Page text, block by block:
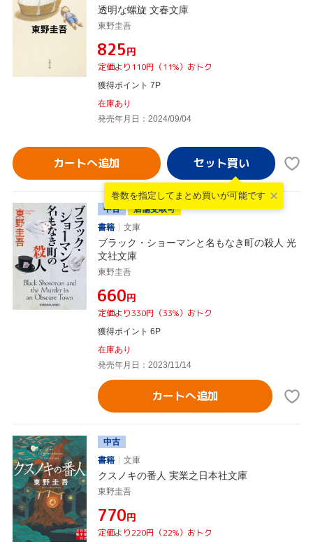
透明な螺旋 文春文庫
東野圭吾
¥825円
定価より110円（11%）おトク
獲得ポイント 7P
在庫あり
発売年月日：2024/09/04
カートへ追加
巻数を指定して まとめ買いが可能です
中古
店舗受取可
書籍
文庫
ブラック・ショーマンと名もなき町の殺人 光
文社文庫
東野圭吾
¥660円
定価より330円（33%）おトク
獲得ポイント 6P
在庫あり
発売年月日：2023/11/14
カートへ追加
中古
書籍
文庫
クスノキの番人 実業之日本社文庫
東野圭吾
¥770円
定価より220円（22%）おトク